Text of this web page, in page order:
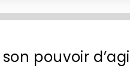
pouvoir